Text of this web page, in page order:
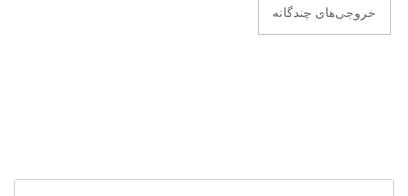
خروجی‌های چندگانه